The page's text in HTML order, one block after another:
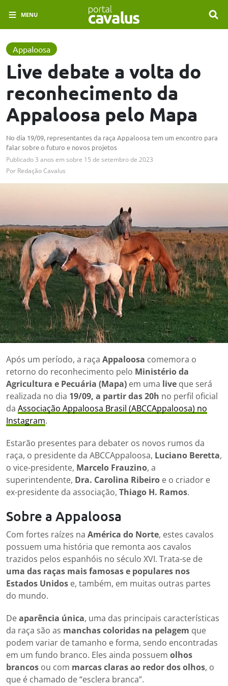
MENU
Appaloosa
Live debate a volta do
reconhecimento da
Appaloosa pelo Mapa
No dia 19/09, representantes da raça Appaloosa tem um encontro para
falar sobre o futuro e novos projetos
Publicado3 anos em sobre 15 de setembro de 2023
Por Redação Cavalus
Após um período, a raça Appaloosa comemora o
retorno do reconhecimento pelo Ministério da
Agricultura e Pecuária (Mapa) em uma live que será
realizada no dia 19/09, a partir das 20h no perfil oficial
da Associação Appaloosa Brasil (ABCCAppaloosa) no
Instagram.
Estarão presentes para debater os novos rumos da
raça, o presidente da ABCCAppaloosa, Luciano Beretta,
o vice-presidente, Marcelo Frauzino, a
superintendente, Dra. Carolina Ribeiro e o criador e
ex-presidente da associação, Thiago H. Ramos.
Sobre a Appaloosa
Com fortes raízes na América do Norte, estes cavalos
possuem uma história que remonta aos cavalos
trazidos pelos espanhóis no século XVI. Trata-se de
uma das raças mais famosas e populares nos
Estados Unidos e, também, em muitas outras partes
do mundo.
Deaparência única, uma das principais características
da raça são as manchas coloridas na pelagem que
podem variar de tamanho e forma, sendo encontradas
em um fundo branco. Eles ainda possuem olhos
brancos ou com marcas claras ao redor dos olhos, o
que é chamado de “esclera branca”.